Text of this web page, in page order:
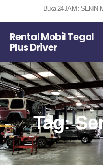
Buka 24 JAM : SENIN-
Rental Mobil Tegal
Plus Driver
Tag: